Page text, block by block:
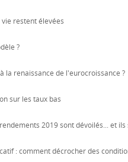
restent élevées
?
la renaissance de l'eurocroissance ?
sur les taux bas
2019 sont dévoilés... et
: comment décrocher des